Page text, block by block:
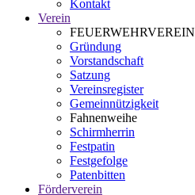
Kontakt
Verein
FEUERWEHRVEREIN
Gründung
Vorstandschaft
Satzung
Vereinsregister
Gemeinnützigkeit
Fahnenweihe
Schirmherrin
Festpatin
Festgefolge
Patenbitten
Förderverein